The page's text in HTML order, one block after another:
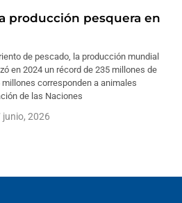
producción pesquera en
de pescado, la producción mundial
en 2024 un récord de 235 millones de
corresponden a animales
de las Naciones
junio, 2026